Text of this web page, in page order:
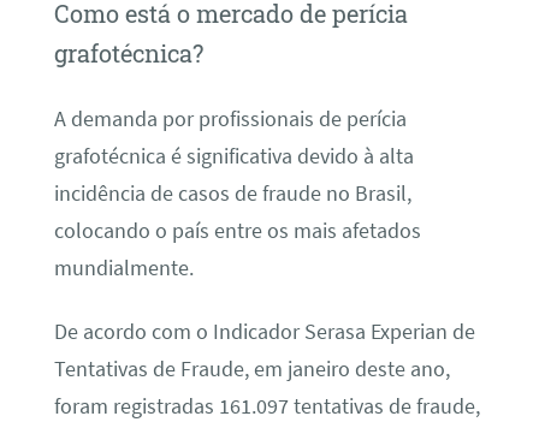
Como está o mercado de perícia
grafotécnica?
A demanda por profissionais de perícia
grafotécnica é significativa devido à alta
incidência de casos de fraude no Brasil,
colocando o país entre os mais afetados
mundialmente.
De acordo com o Indicador Serasa Experian de
Tentativas de Fraude, em janeiro deste ano,
foram registradas 161.097 tentativas de fraude,